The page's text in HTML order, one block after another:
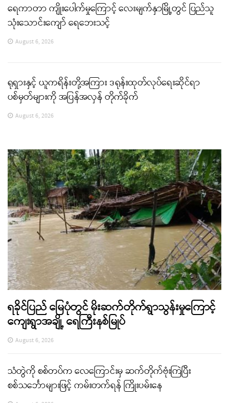
ရေကာတာ ကျိုးပေါက်မှုကြောင့် လေးမျက်နှာမြို့တွင် ပြည်သူ
သုံးသောင်းကျော် ရေဘေးသင့်
August 6, 2026
ရုရှားနှင့် ယူကရိန်းတို့အကြား ဒရုန်းထုတ်လုပ်ရေးဆိုင်ရာ
ပစ်မှတ်များကို အပြန်အလှန် တိုက်ခိုက်
August 6, 2026
ရခိုင်ပြည် မြေပုံတွင် မိုးဆက်တိုက်ရွာသွန်းမှုကြောင့်
ကျေးရွာအချို့ ရေကြီးနစ်မြုပ်
August 6, 2026
သံတွဲကို စစ်တပ်က လေကြောင်းမှ ဆက်တိုက်ဗုံးကြဲပြီး
စစ်သင်္ဘောများဖြင့် ကမ်းတက်ရန် ကြိုးပမ်းနေ